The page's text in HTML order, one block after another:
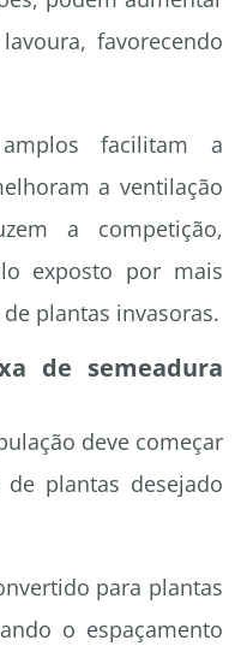
favorecendo
facilitam a
a ventilação
a competição,
exposto por mais
plantas invasoras.
de semeadura
deve começar
plantas desejado
para plantas
o espaçamento